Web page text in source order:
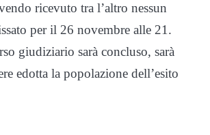
ricevuto tra l’altro nessun
per il 26 novembre alle 21.
giudiziario sarà concluso, sarà
edotta la popolazione dell’esito